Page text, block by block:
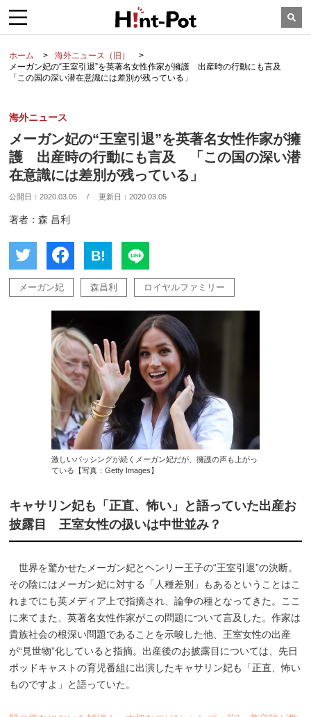
ホーム
海外ニュース（旧）
メーガン妃の“王室引退”を英著名女性作家が擁護 出産時の行動にも言及
「この国の深い潜在意識には差別が残っている」
海外ニュース
メーガン妃の“王室引退”を英著名女性作家が擁
護 出産時の行動にも言及 「この国の深い潜
在意識には差別が残っている」
公開日：2020.03.05 / 更新日：2020.03.05
著者：森 昌利
B!
メーガン妃 森昌利 ロイヤルファミリー
激しいバッシングが続くメーガン妃だが、擁護の声も上がっ
ている【写真：Getty Images】
キャサリン妃も「正直、怖い」と語っていた出産お
披露目 王室女性の扱いは中世並み？
世界を驚かせたメーガン妃とヘンリー王子の“王室引退”の決断。
その陰にはメーガン妃に対する「人種差別」もあるということはこ
れまでにも英メディア上で指摘され、論争の種となってきた。ここ
に来てまた、英著名女性作家がこの問題について言及した。作家は
貴族社会の根深い問題であることを示唆した他、王室女性の出産
が“見世物”化していると指摘。出産後のお披露目については、先日
ポッドキャストの育児番組に出演したキャサリン妃も「正直、怖い
ものですよ」と語っていた。